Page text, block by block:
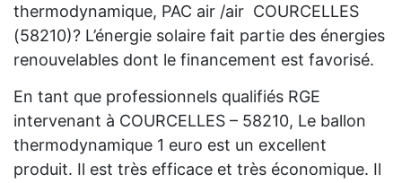
thermodynamique, PAC air /air COURCELLES
(58210)? L’énergie solaire fait partie des énergies
renouvelables dont le financement est favorisé.
En tant que professionnels qualifiés RGE
intervenant à COURCELLES – 58210, Le ballon
thermodynamique 1 euro est un excellent
produit. Il est très efficace et très économique. Il